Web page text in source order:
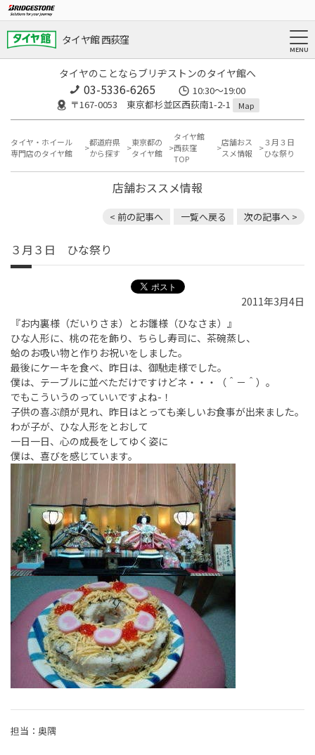
タイヤ館 西荻窪
タイヤのことならブリヂストンのタイヤ館へ
03-5336-6265
10:30～19:00
〒167-0053 東京都杉並区西荻南1-2-1
Map
タイヤ・ホイール
専門店のタイヤ館
都道府県
から探す
東京都の
タイヤ館
タイヤ館
西荻窪
TOP
店舗おス
スメ情報
３月３日
ひな祭り
店舗おススメ情報
< 前の記事へ 一覧へ戻る 次の記事へ >
３月３日 ひな祭り
2011年3月4日
『お内裏様（だいりさま）とお雛様（ひなさま）』
ひな人形に、桃の花を飾り、ちらし寿司に、茶碗蒸し、
蛤のお吸い物と作りお祝いをしました。
最後にケーキを食べ、昨日は、御馳走様でした。
僕は、テーブルに並べただけですけどネ・・・（＾－＾）。
でもこういうのっていいですよね-！
子供の喜ぶ顔が見れ、昨日はとっても楽しいお食事が出来ました。
わが子が、ひな人形をとおして
一日一日、心の成長をしてゆく姿に
僕は、喜びを感じています。
担当：奥隅